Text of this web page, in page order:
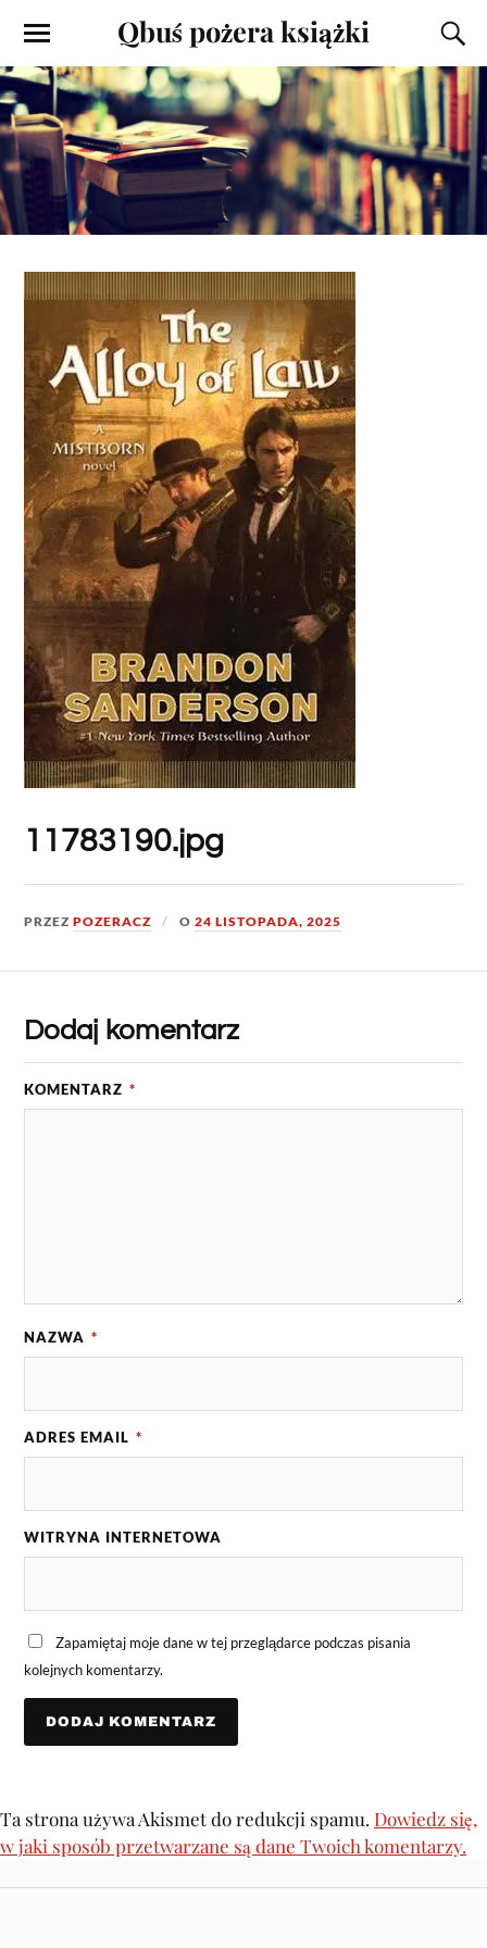
Qbuś pożera książki
11783190.jpg
PRZEZPOZERACZ O24 LISTOPADA, 2025
Dodaj komentarz
KOMENTARZ *
NAZWA *
ADRES EMAIL *
WITRYNA INTERNETOWA
Zapamiętaj moje dane w tej przeglądarce podczas pisania
kolejnych komentarzy.
Ta strona używa Akismet do redukcji spamu. Dowiedz się,
w jaki sposób przetwarzane są dane Twoich komentarzy.